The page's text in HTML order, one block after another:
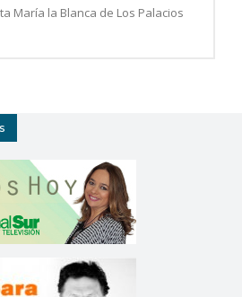
María la Blanca de Los Palacios